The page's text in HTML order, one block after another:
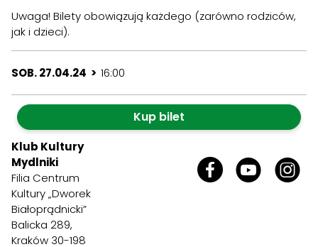
Uwaga! Bilety obowiązują każdego (zarówno rodziców,
jak i dzieci).
SOB. 27.04.24 > 16:00
Kup bilet
Klub Kultury
Mydlniki
Filia Centrum
Kultury „Dworek
Białoprądnicki”
Balicka 289,
Kraków 30-198